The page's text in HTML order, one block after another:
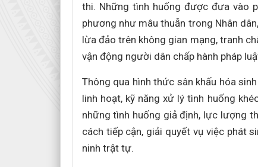
thi. Những tình huống được đưa vào
phương như mâu thuẫn trong Nhân
lừa đảo trên không gian mạng, tranh
vận động người dân chấp hành pháp
Thông qua hình thức sân khấu hóa
linh hoạt, kỹ năng xử lý tình huống
những tình huống giả định, lực lượng
cách tiếp cận, giải quyết vụ việc phát
ninh trật tự.